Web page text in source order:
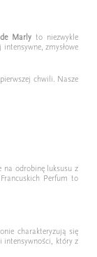
Marlyto niezwykle
zmysłowe
chwili. Nasze
na odrobinę luksusu z
Perfum to
charakteryzują się
intensywności, który z